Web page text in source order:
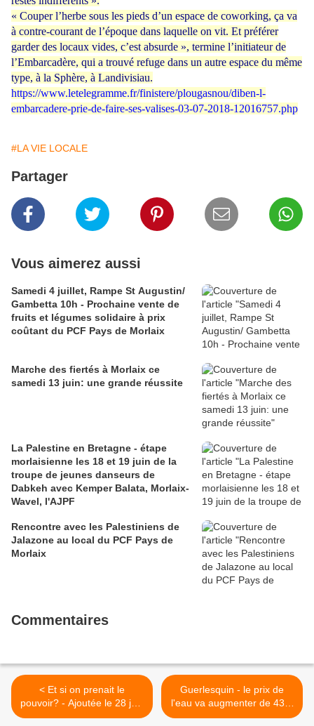
« Couper l’herbe sous les pieds d’un espace de coworking, ça va
à contre-courant de l’époque dans laquelle on vit. Et préférer
garder des locaux vides, c’est absurde », termine l’initiateur de
l’Embarcadère, qui a trouvé refuge dans un autre espace du même
type, à la Sphère, à Landivisiau.
https://www.letelegramme.fr/finistere/plougasnou/diben-l-
embarcadere-prie-de-faire-ses-valises-03-07-2018-12016757.php
#LA VIE LOCALE
Partager
Vous aimerez aussi
Samedi 4 juillet, Rampe St Augustin/
Gambetta 10h - Prochaine vente de
fruits et légumes solidaire à prix
coûtant du PCF Pays de Morlaix
Marche des fiertés à Morlaix ce
samedi 13 juin: une grande réussite
La Palestine en Bretagne - étape
morlaisienne les 18 et 19 juin de la
troupe de jeunes danseurs de
Dabkeh avec Kemper Balata, Morlaix-
Wavel, l'AJPF
Rencontre avec les Palestiniens de
Jalazone au local du PCF Pays de
Morlaix
Commentaires
< Et si on prenait le
pouvoir? - Ajoutée le 28 juin
2018 Émission "Expression
Guerlesquin - le prix de
l'eau va augmenter de 43%
(Ronan Tanguy, Le